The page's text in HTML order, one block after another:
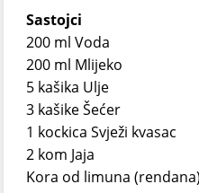
Sastojci
200 ml Voda
200 ml Mlijeko
5 kašika Ulje
3 kašike Šećer
1 kockica Svježi kvasac
2 kom Jaja
Kora od limuna (rendana)